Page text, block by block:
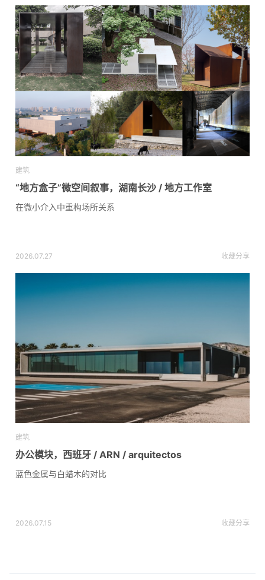
建筑
“地方盒子”微空间叙事，湖南长沙 / 地方工作室
在微小介入中重构场所关系
2026.07.27 收藏分享
建筑
办公模块，西班牙 / ARN / arquitectos
蓝色金属与白蜡木的对比
2026.07.15 收藏分享